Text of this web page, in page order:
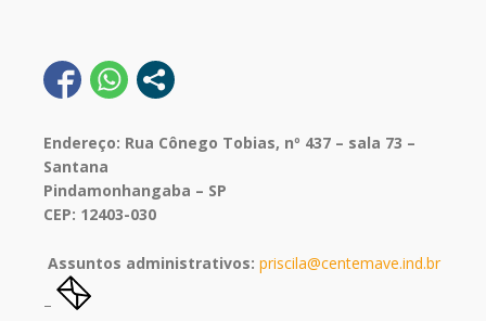
Endereço: Rua Cônego Tobias, nº 437 – sala 73 –
Santana
Pindamonhangaba – SP
CEP: 12403-030
Assuntos administrativos: priscila@centemave.ind.br
–